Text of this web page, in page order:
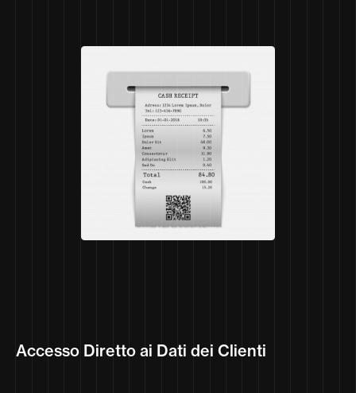
Accesso Diretto ai Dati dei Clienti